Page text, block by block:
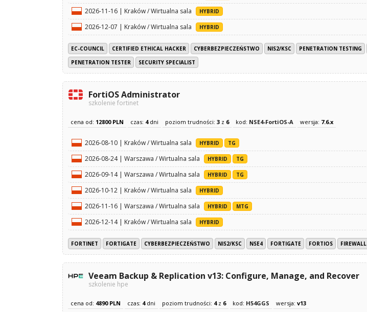
2026-11-16 | Kraków / Wirtualna sala HYBRID
2026-12-07 | Kraków / Wirtualna sala HYBRID
EC-COUNCIL CERTIFIED ETHICAL HACKER CYBERBEZPIECZEŃSTWO NIS2/KSC PENETRATION TESTING
PENETRATION TESTER
SECURITY SPECIALIST
FortiOS Administrator
szkolenie fortinet
cena od: 12800 PLN czas: 4dni poziom trudności: 3 z 6 kod: NSE4-FortiOS-A wersja: 7.6.x
2026-08-10 | Kraków / Wirtualna sala HYBRID TG
2026-08-24 | Warszawa / Wirtualna sala HYBRID TG
2026-09-14 | Warszawa / Wirtualna sala HYBRID TG
2026-10-12 | Kraków / Wirtualna sala HYBRID
2026-11-16 | Warszawa / Wirtualna sala HYBRID MTG
2026-12-14 | Kraków / Wirtualna sala HYBRID
FORTINET FORTIGATE CYBERBEZPIECZEŃSTWO NIS2/KSC NSE4 FORTIGATE FORTIOS FIREWALL
Veeam Backup & Replication v13: Configure, Manage, and Recover
szkolenie hpe
cena od: 4890 PLN czas: 4dni poziom trudności: 4z 6 kod: H54GGS wersja: v13